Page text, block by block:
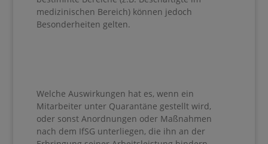
medizinischen Bereich) können jedoch
Besonderheiten gelten.
Welche Auswirkungen hat es, wenn ein
Mitarbeiter unter Quarantäne gestellt wird,
oder sonst Anordnungen oder Maßnahmen
nach dem IfSG unterliegen, die ihn an der